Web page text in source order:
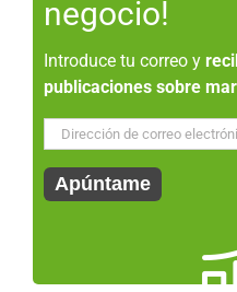
negocio!
Introduce tu correo y
publicaciones sobre
Dirección
de
correo
Apúntame